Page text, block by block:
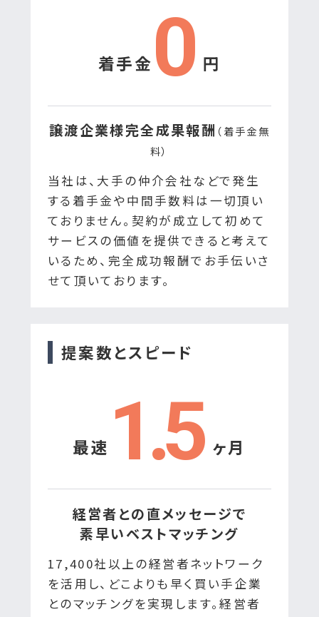
着手金 0 円
譲渡企業様完全成果報酬 （着手金無
料）
当社は、大手の仲介会社などで発生
する着手金や中間手数料は一切頂い
ておりません。契約が成立して初めて
サービスの価値を提供できると考えて
いるため、完全成功報酬でお手伝いさ
せて頂いております。
提案数とスピード
最速 1.5 ヶ月
経営者との直メッセージで
素早いベストマッチング
17,400社以上の経営者ネットワーク
を活用し、どこよりも早く買い手企業
とのマッチングを実現します。経営者
M&Aのサービス内容をわかりやすく解
説しています。
会員登録いただくと
すべての動画の閲覧が可能です。